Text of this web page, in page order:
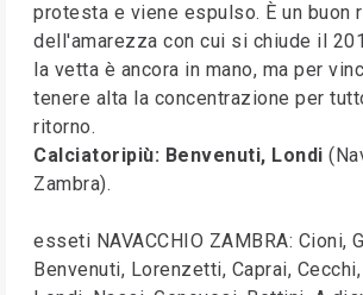
protesta e viene espulso. È un buon
dell'amarezza con cui si chiude il
la vetta è ancora in mano, ma per
tenere alta la concentrazione per
ritorno.
Calciatoripiù: Benvenuti, Londi
Zambra).
esseti NAVACCHIO ZAMBRA: Cioni,
Benvenuti, Lorenzetti, Caprai,